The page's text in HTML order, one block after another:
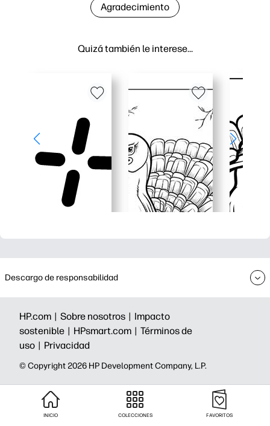
Quizá también le interese…
Agradecimiento
Descargo de responsabilidad
HP.com | Sobre nosotros | Impacto
sostenible | HPsmart.com | Términos de
uso | Privacidad
©️ Copyright 2026 HP Development Company, L.P.
INICIO COLECCIONES FAVORITOS